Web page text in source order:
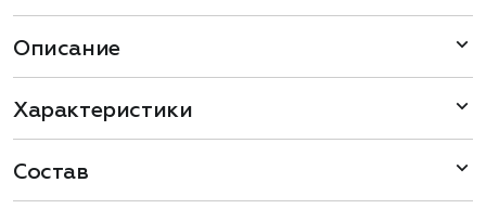
Описание
Характеристики
Состав